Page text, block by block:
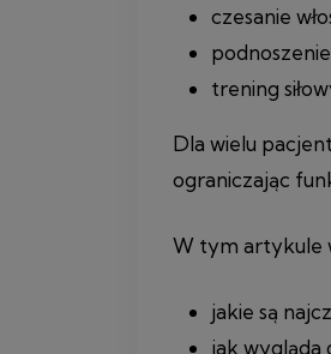
czesanie
trening
Dla wielu
ograniczając
W tym artykule
jakie są
jak wygląda